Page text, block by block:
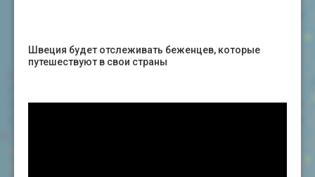
Швеция будет отслеживать беженцев, которые
путешествуют в свои страны